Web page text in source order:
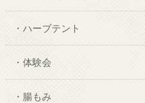
・ハーブテント
・体験会
・腸もみ